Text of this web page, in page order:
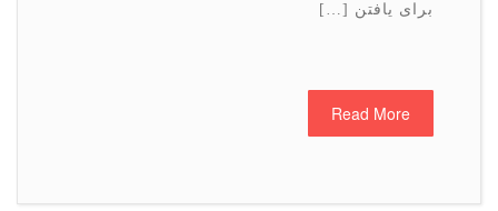
برای یافتن […]
Read More